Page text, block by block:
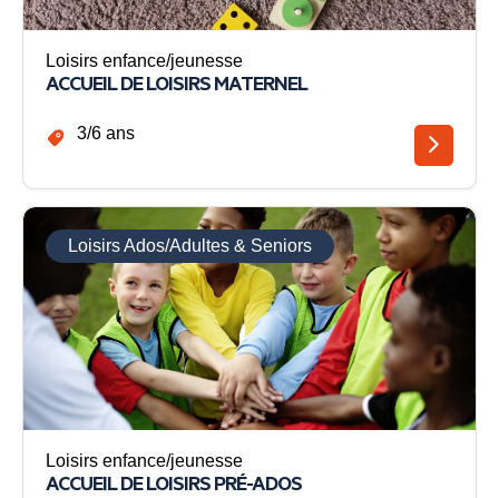
Loisirs enfance/jeunesse
ACCUEIL DE LOISIRS MATERNEL
3/6 ans
Loisirs Ados/Adultes & Seniors
Loisirs enfance/jeunesse
ACCUEIL DE LOISIRS PRÉ-ADOS